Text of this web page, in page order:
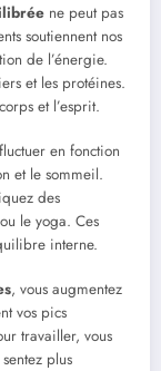
ne peut pas
soutiennent nos
de l’énergie.
et les protéines.
et l’esprit.
en fonction
et le sommeil.
des
le yoga. Ces
interne.
, vous augmentez
vos pics
travailler, vous
plus